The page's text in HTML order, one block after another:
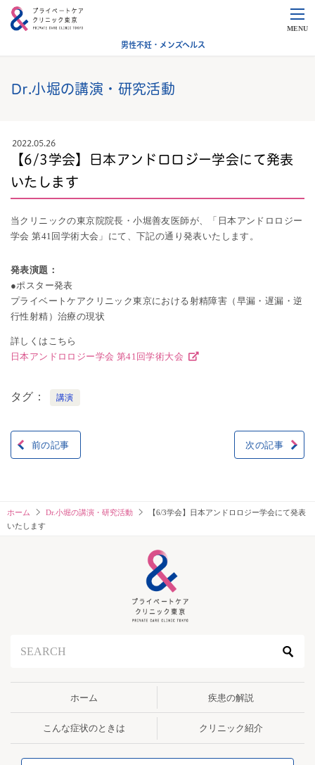
MENU
男性不妊・メンズヘルス
Dr.小堀の講演・研究活動
2022.05.26
【6/3学会】日本アンドロロジー学会にて発表
いたします
当クリニックの東京院院長・小堀善友医師が、「日本アンドロロジー
学会 第41回学術大会」にて、下記の通り発表いたします。
発表演題：
●ポスター発表
プライベートケアクリニック東京における射精障害（早漏・遅漏・逆
行性射精）治療の現状
詳しくはこちら
日本アンドロロジー学会 第41回学術大会
タグ 講演
投
ナ
ビ
前の記事 次の記事
ホーム Dr.小堀の講演・研究活動
【6/3学会】日本アンドロロジー学会にて発表
いたします
ホーム 疾患の解説
こんな症状のときは クリニック紹介